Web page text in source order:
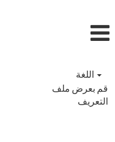
قم بعرض ملف
التعريف